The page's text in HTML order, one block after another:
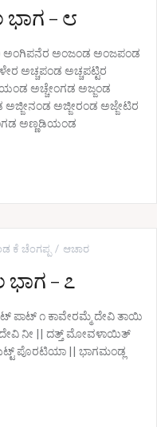
– ೮
ಅಂಜಂಡ ಅಂಜಪಂಡ
ಅಚ್ಚಪಂಡ ಅಚ್ಚಪಟ್ಟಿರ
ಅಚ್ಚೇಂಗಡ ಅಜ್ಜಂಡ
ಅಜ್ಜೀನಂಡ ಅಜ್ಜೀರಂಡ ಅಜ್ಜೇಟಿರ
ಅಣ್ಣಡಿಯಂಡ
ಕೆ ಚೆಂಗಪ್ಪ ಆಚಾರ
– ೭
ಪಾಟ್ ೧ ಕಾವೇರಮ್ಮೆ ದೇವಿ ತಾಯಿ
ದೇವಿ ನೀ || ದತ್ತ್ ಮೋವಳಾಯಿತ್
ಪೊರಟಿಯಾ || ಭಾಗಮಂಡ್ಲ